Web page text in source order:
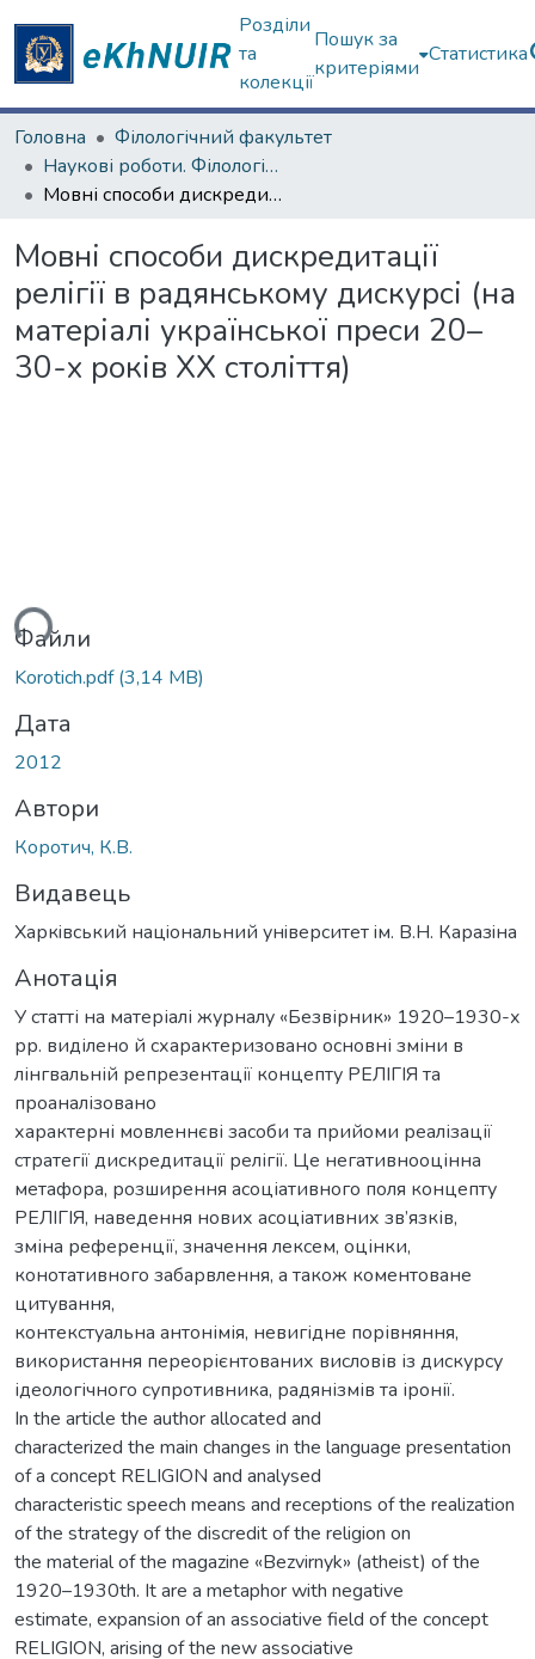
Розділи
та
колекції
Пошук за
критеріями
Статистика
Головна
Філологічний факультет
Наукові роботи. Філологічний факультет
Мовні способи дискредитації релігії в радянському дискурсі (на матеріалі української преси 20–30-х років XX століття)
Мовні способи дискредитації
релігії в радянському дискурсі (на
матеріалі української преси 20–
30-х років XX століття)
Файли
Korotich.pdf(3,14 MB)
Дата
2012
Автори
Коротич, К.В.
Видавець
Харкiвський нацiональний унiверситет iм. В.Н. Каразiна
Анотація
У статті на матеріалі журналу «Безвірник» 1920–1930-х
рр. виділено й схарактеризовано основні зміни в
лінгвальній репрезентації концепту РЕЛІГІЯ та
проаналізовано
характерні мовленнєві засоби та прийоми реалізації
стратегії дискредитації релігії. Це негативнооцінна
метафора, розширення асоціативного поля концепту
РЕЛІГІЯ, наведення нових асоціативних зв’язків,
зміна референції, значення лексем, оцінки,
конотативного забарвлення, а також коментоване
цитування,
контекстуальна антонімія, невигідне порівняння,
використання переорієнтованих висловів із дискурсу
ідеологічного супротивника, радянізмів та іронії.
In the article the author allocated and
characterized the main changes in the language presentation
of a concept RELIGION and analysed
characteristic speech means and receptions of the realization
of the strategy of the discredit of the religion on
the material of the magazine «Bezvirnyk» (atheist) of the
1920–1930th. It are a metaphor with negative
estimate, expansion of an associative field of the concept
RELIGION, arising of the new associative